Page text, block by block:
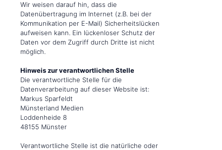
Wir weisen darauf hin, dass die
Datenübertragung im Internet (z.B. bei der
Kommunikation per E-Mail) Sicherheitslücken
aufweisen kann. Ein lückenloser Schutz der
Daten vor dem Zugriff durch Dritte ist nicht
möglich.
Hinweis zur verantwortlichen Stelle
Die verantwortliche Stelle für die
Datenverarbeitung auf dieser Website ist:
Markus Sparfeldt
Münsterland Medien
Loddenheide 8
48155 Münster
Verantwortliche Stelle ist die natürliche oder